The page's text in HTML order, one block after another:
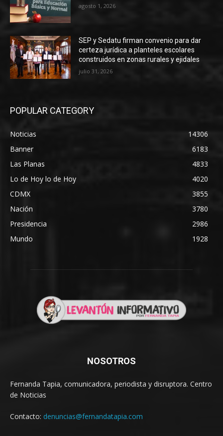
agosto 1, 2026
SEP y Sedatu firman convenio para dar
certeza jurídica a planteles escolares
construidos en zonas rurales y ejidales
julio 31, 2026
POPULAR CATEGORY
Noticias
14306
Banner
6183
Las Planas
4833
Lo de Hoy lo de Hoy
4020
CDMX
3855
Nación
3780
Presidencia
2986
Mundo
1928
NOSOTROS
Fernanda Tapia, comunicadora, periodista y disruptora. Centro
de Noticias
Contacto: denuncias@fernandatapia.com